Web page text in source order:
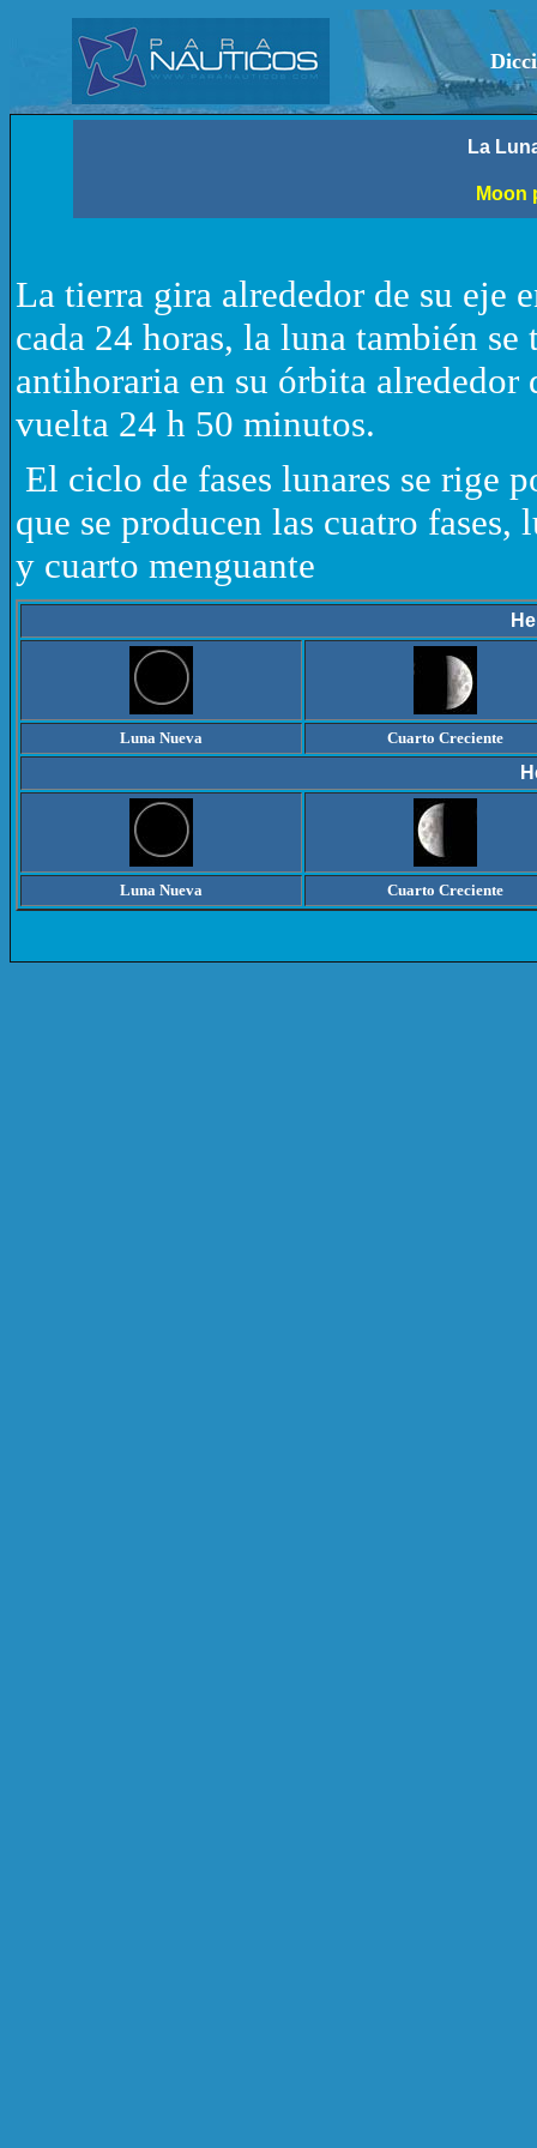
La L
Moon
La tierra gira alrededor de su eje
cada 24 horas, la luna también
antihoraria en su órbita
vuelta 24 h 50 minutos.
El ciclo de fases lunares se rige
que se producen las cuatro
y cuarto menguante
Luna Nueva Cuarto Creciente
Luna Nueva Cuarto Creciente